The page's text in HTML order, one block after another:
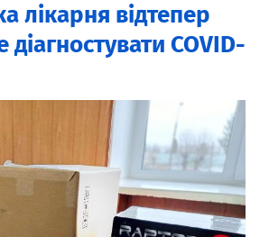
лікарня відтепер
COVID-